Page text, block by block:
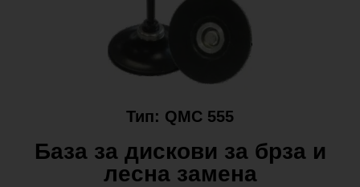
Тип: QMC 555
База за дискови за брза и
лесна замена